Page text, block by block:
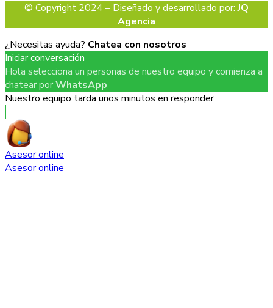
© Copyright 2024 – Diseñado y desarrollado por:JQ
Agencia
¿Necesitas ayuda? Chatea con nosotros
Iniciar conversación
Hola selecciona un personas de nuestro equipo y comienza a
chatear porWhatsApp
Nuestro equipo tarda unos minutos en responder
Asesor online
Asesor online